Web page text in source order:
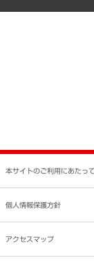
個人情報保護方針
反社会的勢力に対する
書面による個人情報の
本サイトのご利用にあたっ
個人情報保護方針
アクセスマップ